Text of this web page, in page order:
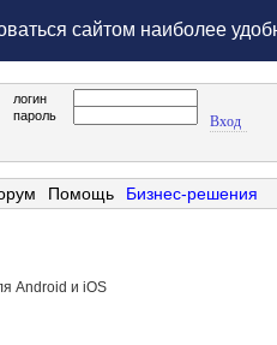
сайтом наиболее
логин
пароль
Вход
Помощь Бизнес-решения
Android и iOS